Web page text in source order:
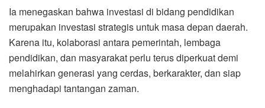
Ia menegaskan bahwa investasi di bidang pendidikan
merupakan investasi strategis untuk masa depan daerah.
Karena itu, kolaborasi antara pemerintah, lembaga
pendidikan, dan masyarakat perlu terus diperkuat demi
melahirkan generasi yang cerdas, berkarakter, dan siap
menghadapi tantangan zaman.